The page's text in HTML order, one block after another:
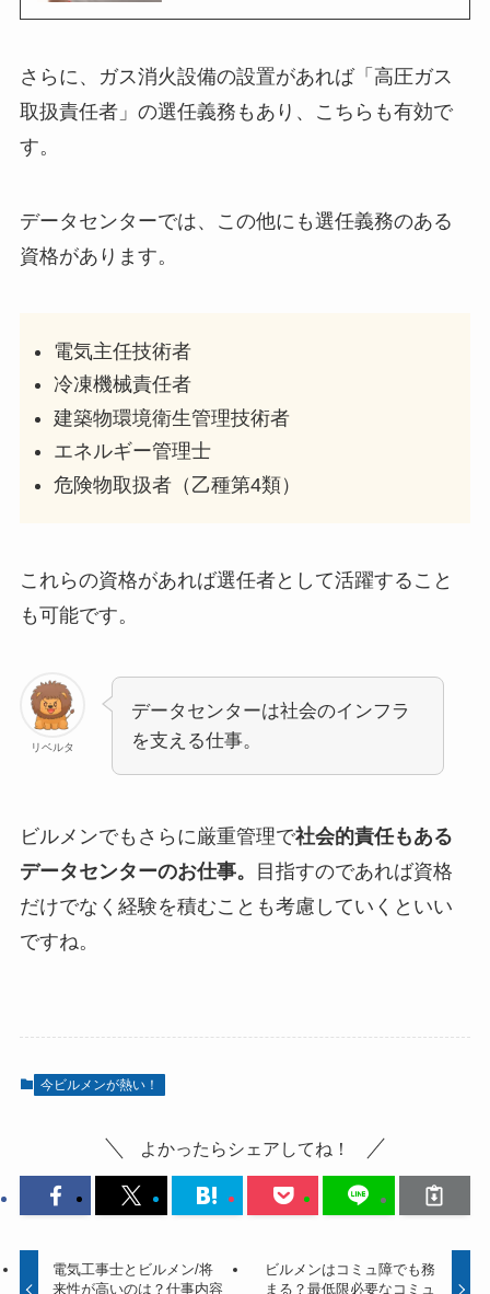
さらに、ガス消火設備の設置があれば「高圧ガス
取扱責任者」の選任義務もあり、こちらも有効で
す。
データセンターでは、この他にも選任義務のある
資格があります。
電気主任技術者
冷凍機械責任者
建築物環境衛生管理技術者
エネルギー管理士
危険物取扱者（乙種第4類）
これらの資格があれば選任者として活躍すること
も可能です。
リベルタ
データセンターは社会のインフラ
を支える仕事。
ビルメンでもさらに厳重管理で社会的責任もある
データセンターのお仕事。
目指すのであれば資格
だけでなく経験を積むことも考慮していくといい
ですね。
今ビルメンが熱い！
よかったらシェアしてね！
電気工事士とビルメン/将
来性が高いのは？仕事内容
ビルメンはコミュ障でも務
まる？最低限必要なコミュ